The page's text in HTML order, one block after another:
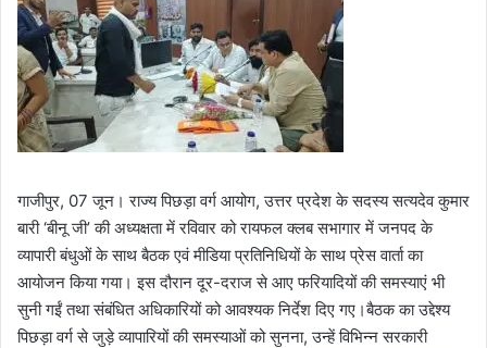
गाजीपुर, 07 जून। राज्य पिछड़ा वर्ग आयोग, उत्तर प्रदेश के सदस्य सत्यदेव कुमार
बारी ‘बीनू जी’ की अध्यक्षता में रविवार को रायफल क्लब सभागार में जनपद के
व्यापारी बंधुओं के साथ बैठक एवं मीडिया प्रतिनिधियों के साथ प्रेस वार्ता का
आयोजन किया गया। इस दौरान दूर-दराज से आए फरियादियों की समस्याएं भी
सुनी गईं तथा संबंधित अधिकारियों को आवश्यक निर्देश दिए गए।बैठक का उद्देश्य
पिछड़ा वर्ग से जुड़े व्यापारियों की समस्याओं को सुनना, उन्हें विभिन्न सरकारी